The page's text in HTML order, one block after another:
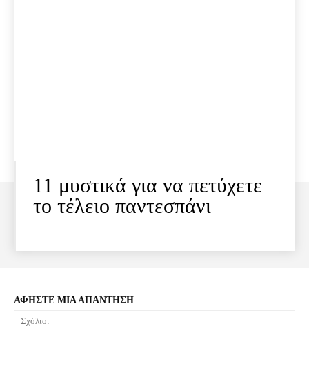
11 μυστικά για να πετύχετε
το τέλειο παντεσπάνι
ΑΦΗΣΤΕ ΜΙΑ ΑΠΑΝΤΗΣΗ